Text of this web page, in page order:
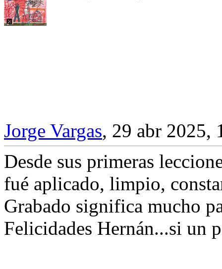
Jorge Vargas, 29 abr 2025,
Desde sus primeras
fué aplicado, limpio,
Grabado significa mucho
Felicidades Hernán...si un